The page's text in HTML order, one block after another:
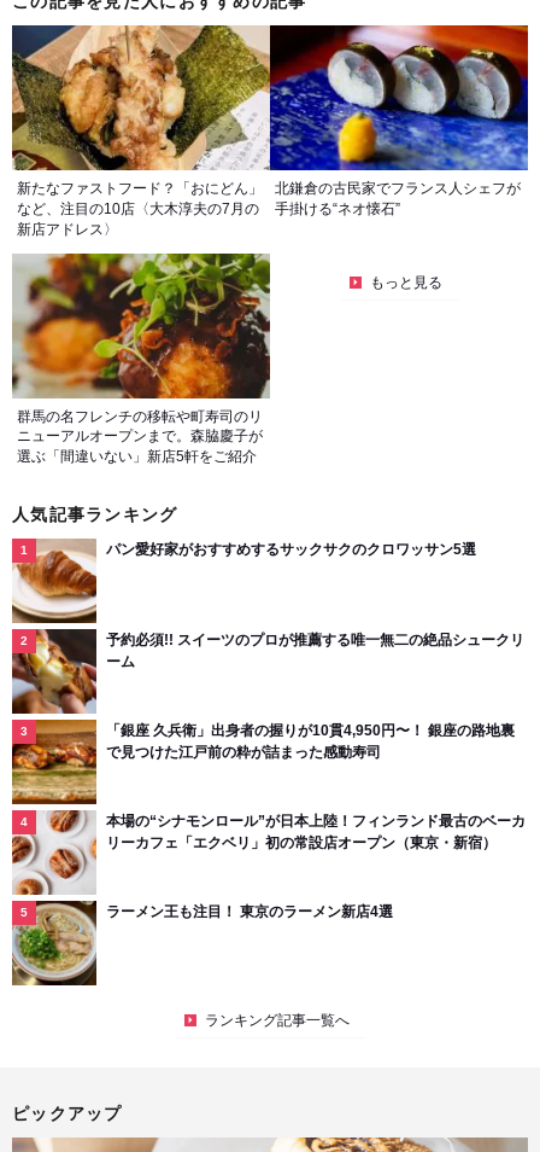
新たなファストフード？「おにどん」
など、注目の10店〈大木淳夫の7月の
新店アドレス〉
北鎌倉の古民家でフランス人シェフが
手掛ける“ネオ懐石”
群馬の名フレンチの移転や町寿司のリ
ニューアルオープンまで。森脇慶子が
選ぶ「間違いない」新店5軒をご紹介
もっと見る
人気記事ランキング
パン愛好家がおすすめするサックサクのクロワッサン5選
予約必須!! スイーツのプロが推薦する唯一無二の絶品シュークリ
ーム
「銀座 久兵衛」出身者の握りが10貫4,950円〜！ 銀座の路地裏
で見つけた江戸前の粋が詰まった感動寿司
本場の“シナモンロール”が日本上陸！フィンランド最古のベーカ
リーカフェ「エクベリ」初の常設店オープン（東京・新宿）
ラーメン王も注目！ 東京のラーメン新店4選
ランキング記事一覧へ
ピックアップ